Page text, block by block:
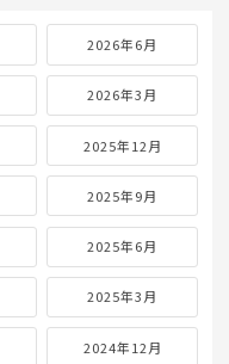
2026年6月
2026年3月
2025年12月
2025年9月
2025年6月
2025年3月
2024年12月